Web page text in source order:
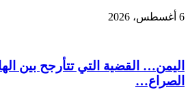
6 أغسطس، 2026
اليمن… القضية التي تتأرجح بين
الصراع…